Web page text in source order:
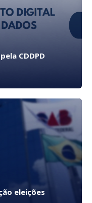
CDDPD
eleições